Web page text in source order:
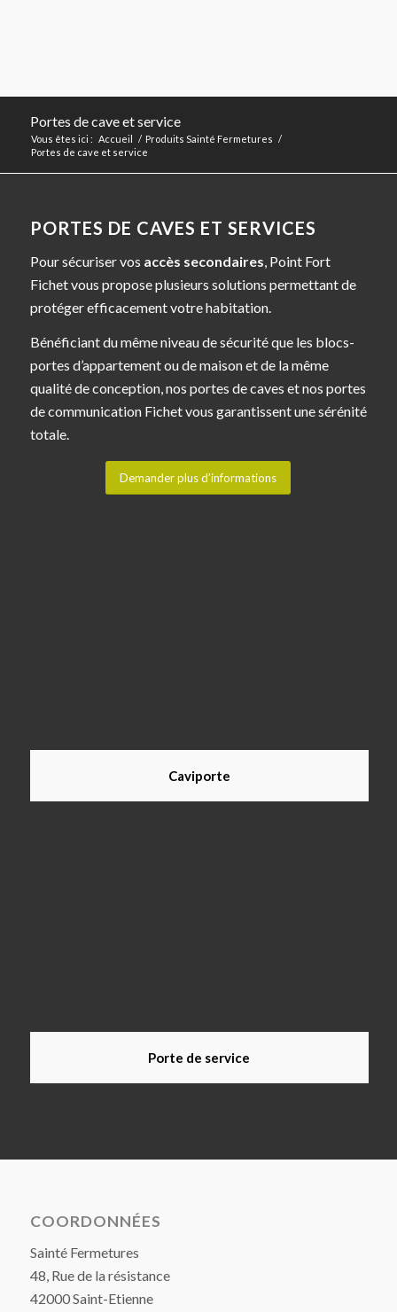
Portes de cave et service
Vous êtes ici : Accueil / Produits Sainté Fermetures /
Portes de cave et service
PORTES DE CAVES ET SERVICES
Pour sécuriser vos accès secondaires , Point Fort
Fichet vous propose plusieurs solutions permettant de
protéger efficacement votre habitation.
Bénéficiant du même niveau de sécurité que les blocs-
portes d’appartement ou de maison et de la même
qualité de conception, nos portes de caves et nos portes
de communication Fichet vous garantissent une sérénité
totale.
Demander plus d’informations
Caviporte
Porte de service
COORDONNÉES
Sainté Fermetures
48, Rue de la résistance
42000 Saint-Etienne